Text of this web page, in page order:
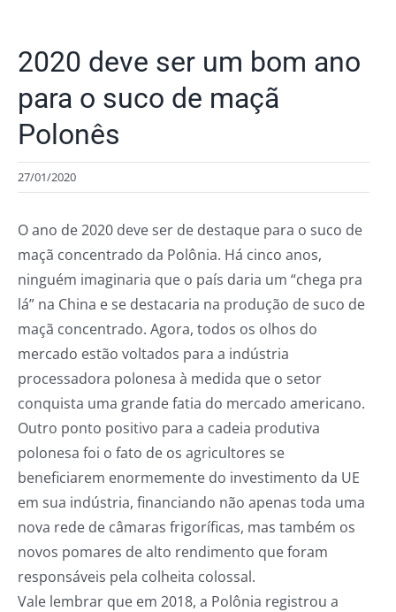
2020 deve ser um bom ano
para o suco de maçã
Polonês
27/01/2020
O ano de 2020 deve ser de destaque para o suco de
maçã concentrado da Polônia. Há cinco anos,
ninguém imaginaria que o país daria um “chega pra
lá” na China e se destacaria na produção de suco de
maçã concentrado. Agora, todos os olhos do
mercado estão voltados para a indústria
processadora polonesa à medida que o setor
conquista uma grande fatia do mercado americano.
Outro ponto positivo para a cadeia produtiva
polonesa foi o fato de os agricultores se
beneficiarem enormemente do investimento da UE
em sua indústria, financiando não apenas toda uma
nova rede de câmaras frigoríficas, mas também os
novos pomares de alto rendimento que foram
responsáveis pela colheita colossal.
Vale lembrar que em 2018, a Polônia registrou a